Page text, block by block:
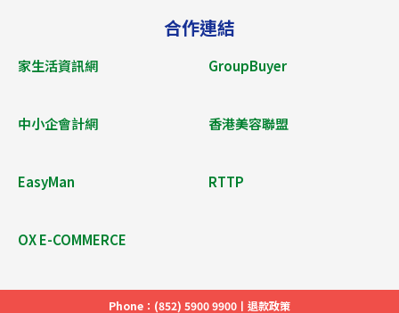
合作連結
家生活資訊網 GroupBuyer
中小企會計網 香港美容聯盟
EasyMan RTTP
OX E-COMMERCE
Phone：(852) 5900 9900丨 退款政策​